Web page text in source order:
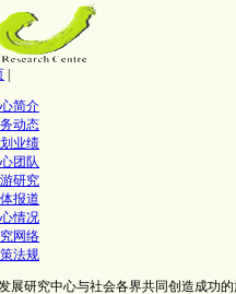
简介
动态
业绩
团队
研究
报道
情况
网络
法规
展研究中心与社会各界共同创造成功